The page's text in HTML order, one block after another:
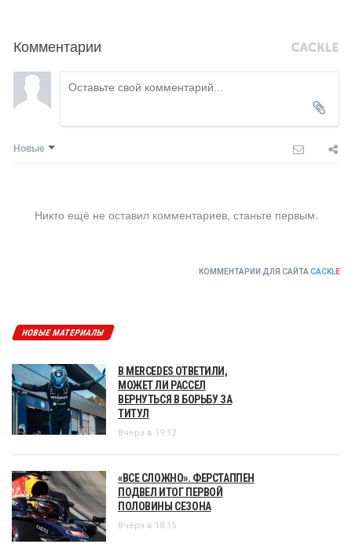
Комментарии
Новые
Никто ещё не оставил комментариев, станьте первым.
КОММЕНТАРИИ ДЛЯ САЙТА CACKLE
НОВЫЕ МАТЕРИАЛЫ
В MERCEDES ОТВЕТИЛИ,
МОЖЕТ ЛИ РАССЕЛ
ВЕРНУТЬСЯ В БОРЬБУ ЗА
ТИТУЛ
Вчера в 19:12
«ВСЕ СЛОЖНО». ФЕРСТАППЕН
ПОДВЕЛ ИТОГ ПЕРВОЙ
ПОЛОВИНЫ СЕЗОНА
Вчера в 18:15